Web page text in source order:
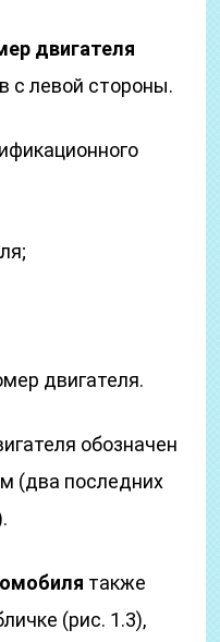
двигателя
с левой стороны.
двигателя.
обозначен
(два последних
также
(рис. 1.3),